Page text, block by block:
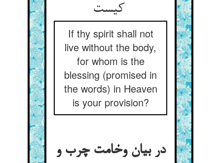
If thy spirit shall not
live without the body,
for whom is the
blessing (promised in
the words) in Heaven
is your provision?
در بیان وخامت چرب و